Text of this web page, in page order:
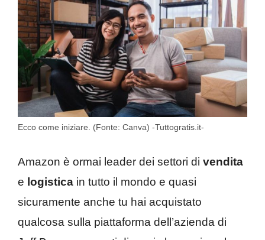
Ecco come iniziare. (Fonte: Canva) -Tuttogratis.it-
Amazon è ormai leader dei settori di vendita
e logistica in tutto il mondo e quasi
sicuramente anche tu hai acquistato
qualcosa sulla piattaforma dell’azienda di